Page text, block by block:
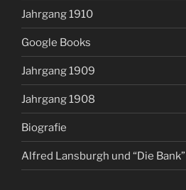
Jahrgang 1910
Google Books
Jahrgang 1909
Jahrgang 1908
Biografie
Alfred Lansburgh und “Die Bank”